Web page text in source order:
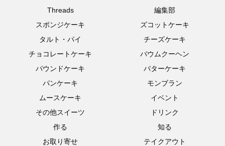
Threads
編集部
スポンジケーキ
ズコットケーキ
タルト・パイ
チーズケーキ
チョコレートケーキ
バウムクーヘン
パウンドケーキ
バターケーキ
パンケーキ
モンブラン
ムースケーキ
イベント
その他スイーツ
ドリンク
作る
知る
お取り寄せ
テイクアウト